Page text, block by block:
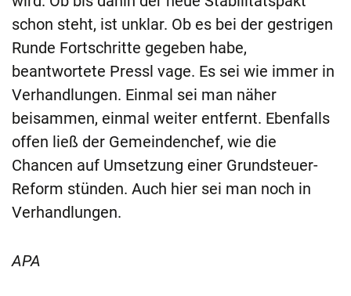
schon steht, ist unklar. Ob es bei der gestrigen
Runde Fortschritte gegeben habe,
beantwortete Pressl vage. Es sei wie immer in
Verhandlungen. Einmal sei man näher
beisammen, einmal weiter entfernt. Ebenfalls
offen ließ der Gemeindenchef, wie die
Chancen auf Umsetzung einer Grundsteuer-
Reform stünden. Auch hier sei man noch in
Verhandlungen.
APA